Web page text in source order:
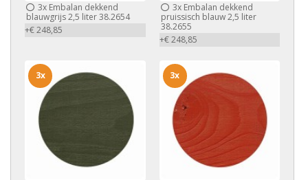
3x Embalan dekkend
blauwgrijs 2,5 liter 38.2654
+€ 248,85
3xEmbalan dekkend
pruissisch blauw 2,5 liter
38.2655
+€ 248,85
3x 3x